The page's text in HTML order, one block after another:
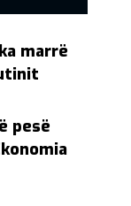
marrë
pesë